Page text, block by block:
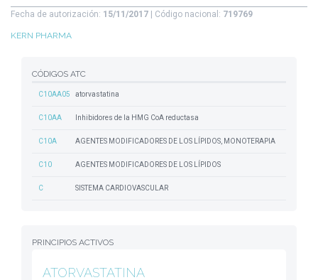
Fecha de autorización: 15/11/2017 | Código nacional: 719769
KERN PHARMA
CÓDIGOS ATC
C10AA05 atorvastatina
C10AA Inhibidores de la HMG CoA reductasa
C10A AGENTES MODIFICADORES DE LOS LÍPIDOS, MONOTERAPIA
C10 AGENTES MODIFICADORES DE LOS LÍPIDOS
C SISTEMA CARDIOVASCULAR
PRINCIPIOS ACTIVOS
ATORVASTATINA